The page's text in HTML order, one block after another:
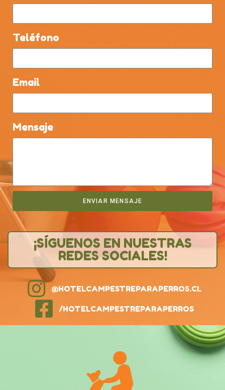
Teléfono
Email
Mensaje
ENVIAR MENSAJE
¡SÍGUENOS EN NUESTRAS
REDES SOCIALES!
@HOTELCAMPESTREPARAPERROS.CL
/HOTELCAMPESTREPARAPERROS